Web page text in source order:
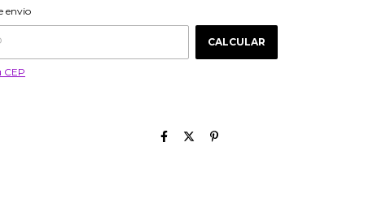
o CEP:
envio
CALCULAR
CEP